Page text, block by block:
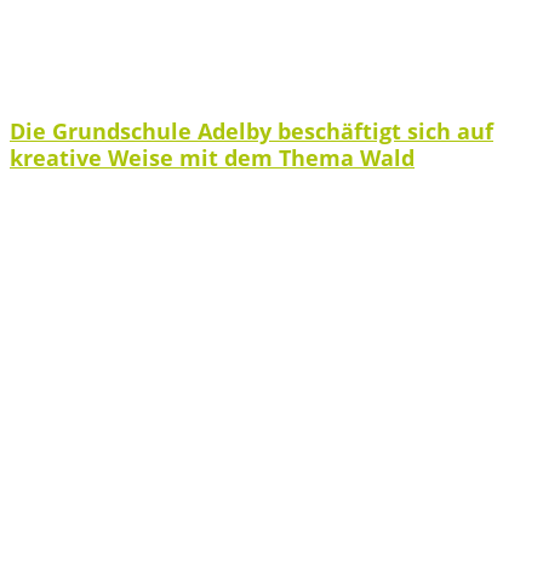
Die Grundschule Adelby beschäftigt sich auf
kreative Weise mit dem Thema Wald